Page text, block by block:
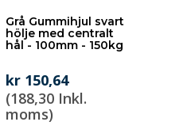
Grå Gummihjul svart
hölje med centralt
hål - 100mm - 150kg
kr 150,64
(188,30 Inkl.
moms)